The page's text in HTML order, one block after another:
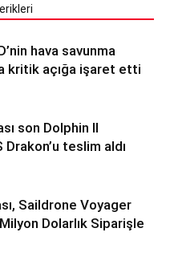
hava savunma
kritik açığa işaret etti
son Dolphin II
Drakon’u teslim aldı
Saildrone Voyager
Dolarlık Siparişle